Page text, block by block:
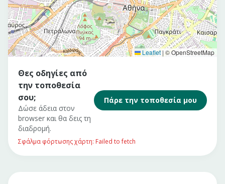
Leaflet |© OpenStreetMap
Θες οδηγίες από
την τοποθεσία
σου;
Δώσε άδεια στον
browser και θα δεις τη
διαδρομή.
Πάρε την τοποθεσία μου
Σφάλμα φόρτωσης χάρτη: Failed to fetch